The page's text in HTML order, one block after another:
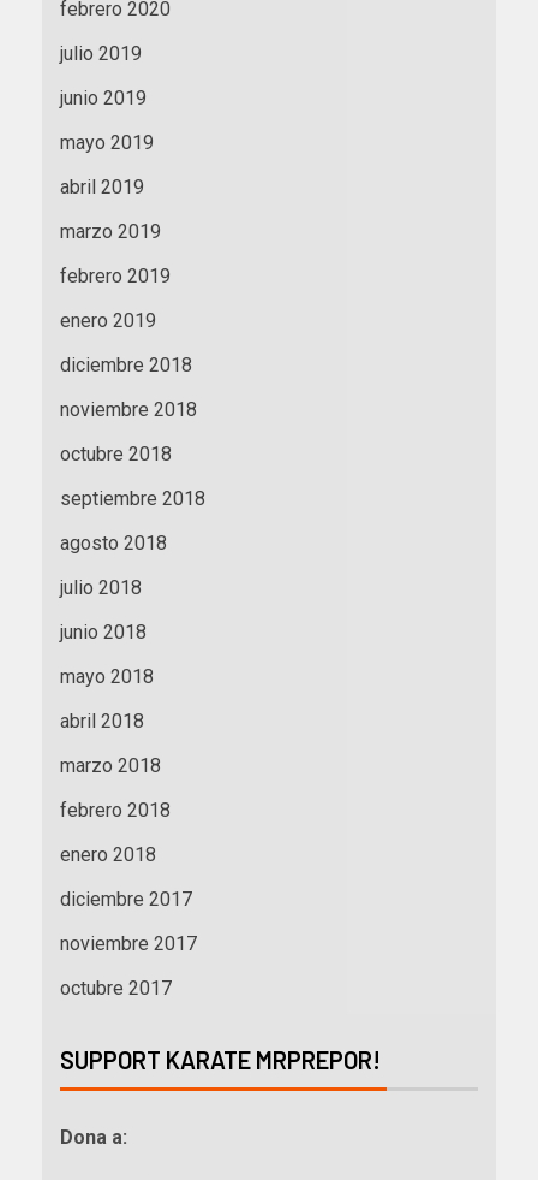
febrero 2020
julio 2019
junio 2019
mayo 2019
abril 2019
marzo 2019
febrero 2019
enero 2019
diciembre 2018
noviembre 2018
octubre 2018
septiembre 2018
agosto 2018
julio 2018
junio 2018
mayo 2018
abril 2018
marzo 2018
febrero 2018
enero 2018
diciembre 2017
noviembre 2017
octubre 2017
SUPPORT KARATE MRPREPOR!
Dona a: